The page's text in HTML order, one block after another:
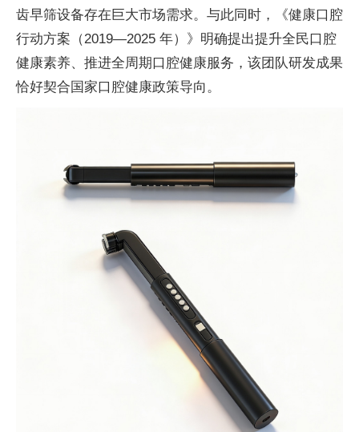
齿早筛设备存在巨大市场需求。与此同时，《健康口腔
行动方案（2019—2025 年）》明确提出提升全民口腔
健康素养、推进全周期口腔健康服务，该团队研发成果
恰好契合国家口腔健康政策导向。